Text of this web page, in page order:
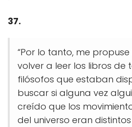
37.
“Por lo tanto, me
volver a leer los libros de
filósofos que estaban
buscar si alguna vez
creído que los
del universo eran